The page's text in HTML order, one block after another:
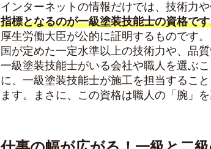
インターネットの情報だけでは、技術力
指標となるのが一級塗装技能士の資格で
厚生労働大臣が公的に証明するものです
国が定めた一定水準以上の技術力や、品
一級塗装技能士がいる会社や職人を選ぶ
に、一級塗装技能士が施工を担当するこ
ます。まさに、この資格は職人の「腕」